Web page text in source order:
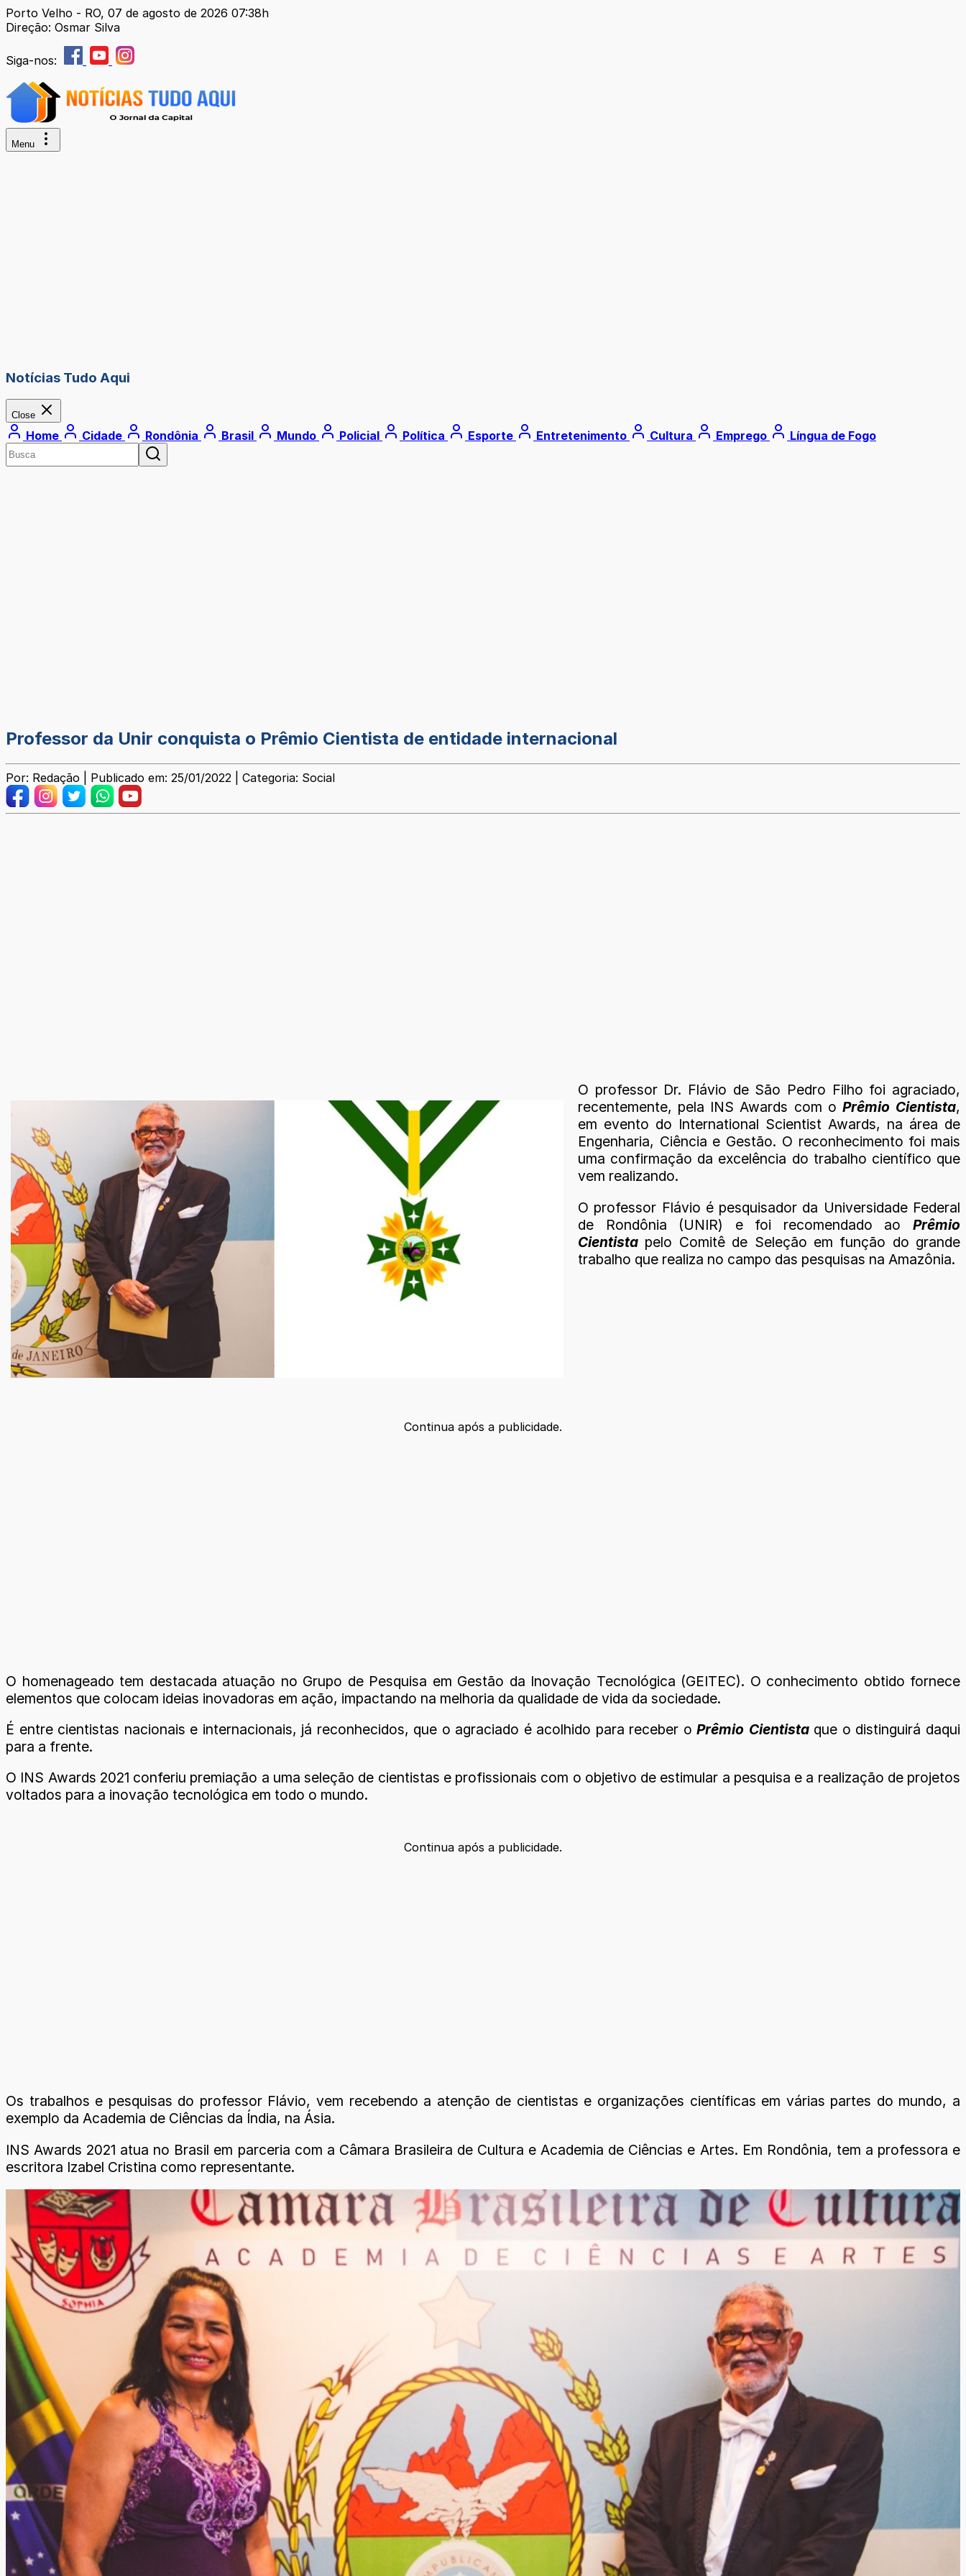
Porto Velho - RO, 07 de agosto de 2026 07:38h
Direção: Osmar Silva
Siga-nos:
Menu
Notícias Tudo Aqui
Close
Home Cidade Rondônia Brasil Mundo Policial Política Esporte Entretenimento Cultura Emprego Língua de Fogo
Professor da Unir conquista o Prêmio Cientista de entidade internacional
Por: Redação | Publicado em: 25/01/2022 | Categoria: Social
O professor Dr. Flávio de São Pedro Filho foi agraciado,
recentemente, pela INS Awards com o Prêmio Cientista,
em evento do International Scientist Awards, na área de
Engenharia, Ciência e Gestão. O reconhecimento foi mais
uma confirmação da excelência do trabalho científico que
vem realizando.
O professor Flávio é pesquisador da Universidade Federal
de Rondônia (UNIR) e foi recomendado ao Prêmio
Cientista pelo Comitê de Seleção em função do grande
trabalho que realiza no campo das pesquisas na Amazônia.
Continua após a publicidade.
O homenageado tem destacada atuação no Grupo de Pesquisa em Gestão da Inovação Tecnológica (GEITEC). O conhecimento obtido fornece
elementos que colocam ideias inovadoras em ação, impactando na melhoria da qualidade de vida da sociedade.
É entre cientistas nacionais e internacionais, já reconhecidos, que o agraciado é acolhido para receber oPrêmio Cientistaque o distinguirá daqui
para a frente.
O INS Awards 2021 conferiu premiação a uma seleção de cientistas e profissionais com o objetivo de estimular a pesquisa e a realização de projetos
voltados para a inovação tecnológica em todo o mundo.
Continua após a publicidade.
Os trabalhos e pesquisas do professor Flávio, vem recebendo a atenção de cientistas e organizações científicas em várias partes do mundo, a
exemplo da Academia de Ciências da Índia, na Ásia.
INS Awards 2021 atua no Brasil em parceria com a Câmara Brasileira de Cultura e Academia de Ciências e Artes. Em Rondônia, tem a professora e
escritora Izabel Cristina como representante.